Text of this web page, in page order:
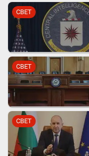
СВЕТ
СВЕТ
СВЕТ